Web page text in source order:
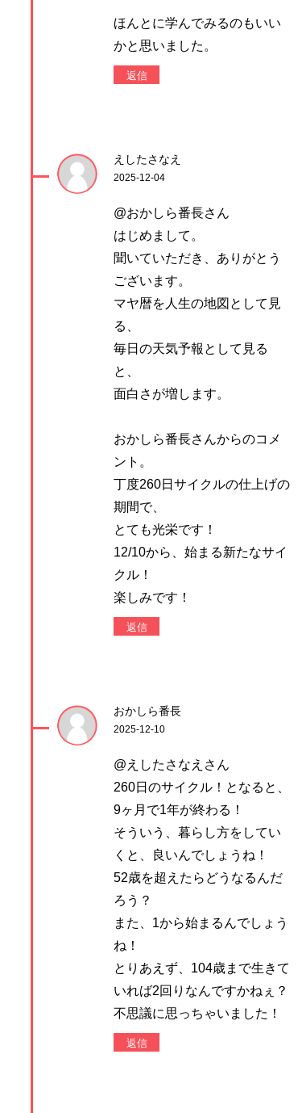
ほんとに学んでみるのもいい
かと思いました。
返信
えしたさなえ
2025-12-04
@おかしら番長さん
はじめまして。
聞いていただき、ありがとう
ございます。
マヤ暦を人生の地図として見
る、
毎日の天気予報として見る
と、
面白さが増します。
おかしら番長さんからのコメ
ント。
丁度260日サイクルの仕上げの
期間で、
とても光栄です！
12/10から、始まる新たなサイ
クル！
楽しみです！
返信
おかしら番長
2025-12-10
@えしたさなえさん
260日のサイクル！となると、
9ヶ月で1年が終わる！
そういう、暮らし方をしてい
くと、良いんでしょうね！
52歳を超えたらどうなるんだ
ろう？
また、1から始まるんでしょう
ね！
とりあえず、104歳まで生きて
いれば2回りなんですかねぇ？
不思議に思っちゃいました！
返信